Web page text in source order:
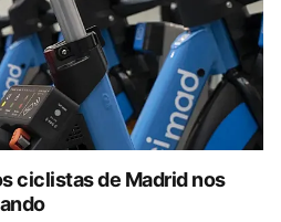
ciclistas de Madrid nos